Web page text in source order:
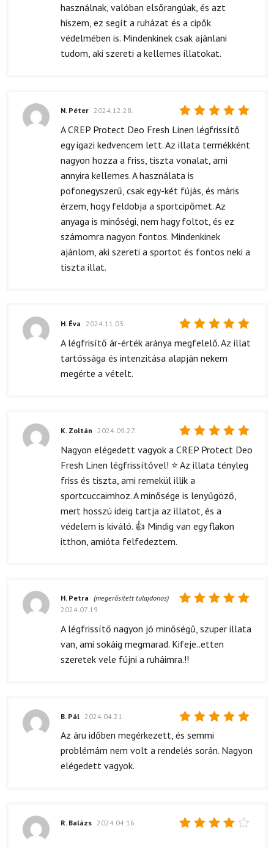
használnak, valóban elsőrangúak, és azt
hiszem, ez segít a ruházat és a cipők
védelmében is. Mindenkinek csak ajánlani
tudom, aki szereti a kellemes illatokat.
Értékelés:
/ 5
N. Péter 2024.12.28.
A CREP Protect Deo Fresh Linen légfrissítő
egy igazi kedvencem lett. Az illata termékként
nagyon hozza a friss, tiszta vonalat, ami
annyira kellemes. A használata is
pofonegyszerű, csak egy-két fújás, és máris
érzem, hogy feldobja a sportcipőmet. Az
anyaga is minőségi, nem hagy foltot, és ez
számomra nagyon fontos. Mindenkinek
ajánlom, aki szereti a sportot és fontos neki a
tiszta illat.
Értékelés:
/ 5
H. Éva 2024.11.03.
A légfrisítő ár-érték aránya megfelelő. Az illat
tartóssága és intenzitása alapján nekem
megérte a vételt.
Értékelés:
K. Zoltán 2024.09.27.
Nagyon elégedett vagyok a CREP Protect Deo
Fresh Linen légfrissítővel! ⭐ Az illata tényleg
friss és tiszta, ami remekül illik a
sportcuccaimhoz. A minősége is lenyűgöző,
mert hosszú ideig tartja az illatot, és a
védelem is kiváló. 👍 Mindig van egy flakon
itthon, amióta felfedeztem.
5/ 5
H. Petra (megerősített tulajdonos)
2024.07.19.
A légfrissítő nagyon jó minőségű, szuper illata
van, ami sokáig megmarad. Kifeje..etten
szeretek vele fújni a ruháimra.!!
Értékelés:
B. Pál 2024.04.21.
Az áru időben megérkezett, és semmi
problémám nem volt a rendelés során. Nagyon
elégedett vagyok.
R. Balázs 2024.04.16.